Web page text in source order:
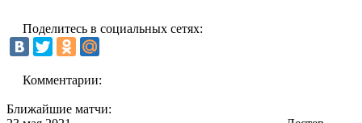
Поделитесь в социальных сетях:
Комментарии:
Ближайшие матчи: